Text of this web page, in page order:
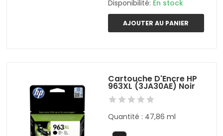
Disponibilité: En stock
AJOUTER AU PANIER
Cartouche D'Encre HP
963XL (3JA30AE) Noir
Quantité : 47,86 ml